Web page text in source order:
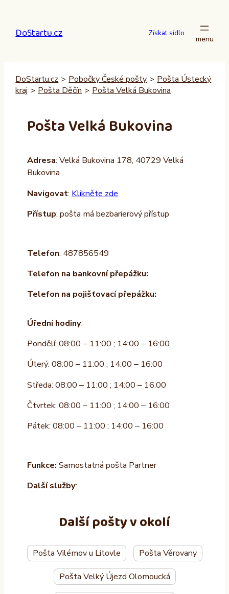
obsah
DoStartu.cz Získat sídlo
DoStartu.cz > Pobočky České pošty > Pošta Ústecký
kraj > Pošta Děčín > Pošta Velká Bukovina
Pošta Velká Bukovina
Adresa: Velká Bukovina 178, 40729 Velká
Bukovina
Navigovat: Klikněte zde
Přístup: pošta má bezbarierový přístup
Telefon: 487856549
Telefon na bankovní přepážku:
Telefon na pojišťovací přepážku:
Úřední hodiny:
Pondělí: 08:00 – 11:00 ; 14:00 – 16:00
Úterý: 08:00 – 11:00 ; 14:00 – 16:00
Středa: 08:00 – 11:00 ; 14:00 – 16:00
Čtvrtek: 08:00 – 11:00 ; 14:00 – 16:00
Pátek: 08:00 – 11:00 ; 14:00 – 16:00
Funkce: Samostatná pošta Partner
Další služby:
Další pošty v okolí
Pošta Vilémov u Litovle Pošta Věrovany
Pošta Velký Újezd Olomoucká